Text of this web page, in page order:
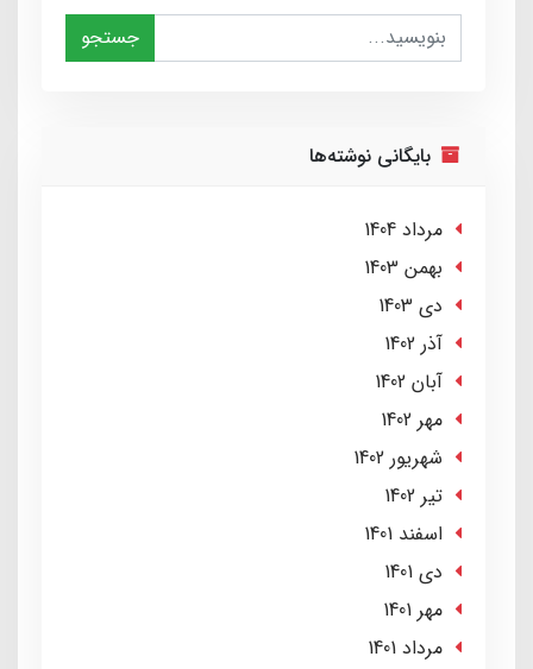
جستجو
بایگانی نوشته‌ها
مرداد 1404
بهمن 1403
دی 1403
آذر 1402
آبان 1402
مهر 1402
شهریور 1402
تير 1402
اسفند 1401
دی 1401
مهر 1401
مرداد 1401